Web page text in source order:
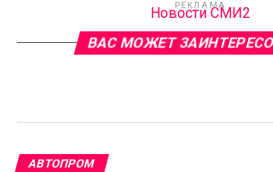
РЕКЛАМА
Новости СМИ2
ВАС МОЖЕТ
АВТОПРОМ